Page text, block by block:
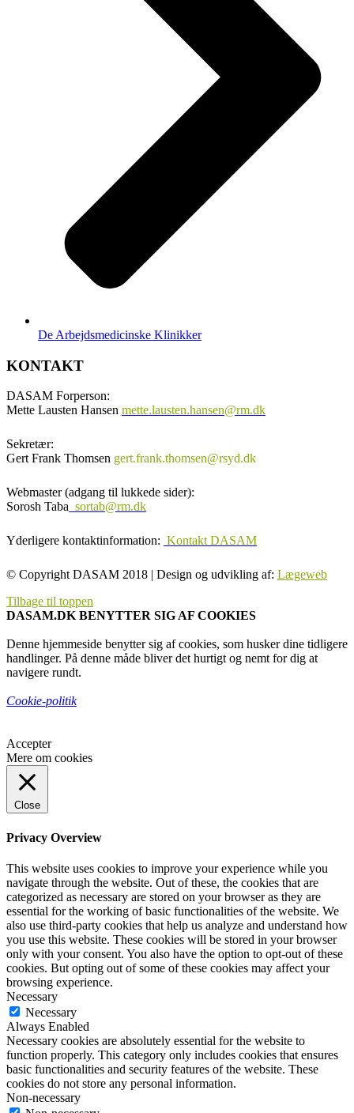
De Arbejdsmedicinske Klinikker
KONTAKT
DASAM Forperson:
Mette Lausten Hansen mette.lausten.hansen@rm.dk
Sekretær:
Gert Frank Thomsen gert.frank.thomsen@rsyd.dk
Webmaster (adgang til lukkede sider):
Sorosh Taba sortab@rm.dk
Yderligere kontaktinformation: Kontakt DASAM
© Copyright DASAM 2018 | Design og udvikling af: Lægeweb
Tilbage til toppen
DASAM.DK BENYTTER SIG AF COOKIES
Denne hjemmeside benytter sig af cookies, som husker dine tidligere
handlinger. På denne måde bliver det hurtigt og nemt for dig at
navigere rundt.
Cookie-politik
Accepter
Mere om cookies
Close
Privacy Overview
This website uses cookies to improve your experience while you
navigate through the website. Out of these, the cookies that are
categorized as necessary are stored on your browser as they are
essential for the working of basic functionalities of the website. We
also use third-party cookies that help us analyze and understand how
you use this website. These cookies will be stored in your browser
only with your consent. You also have the option to opt-out of these
cookies. But opting out of some of these cookies may affect your
browsing experience.
Necessary
Necessary
Always Enabled
Necessary cookies are absolutely essential for the website to
function properly. This category only includes cookies that ensures
basic functionalities and security features of the website. These
cookies do not store any personal information.
Non-necessary